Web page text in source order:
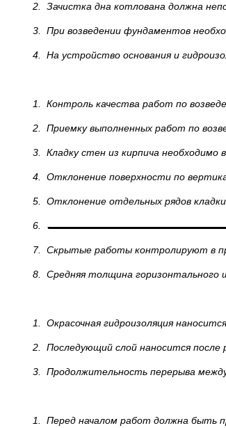
2. Зачистка дна котлована должна
3. При возведении фундаментов
4. На устройство основания и
1. Контроль качества работ по
2. Приемку выполненных работ по
3. Кладку стен из кирпича необходимо
4. Отклонение поверхности по
5. Отклонение отдельных рядов
6.
7. Скрытые работы контролируют в
8. Средняя толщина горизонтального
1. Окрасочная гидроизоляция
2. Последующий слой наносится после
3. Продолжительность перерыва
1. Перед началом работ должна быть